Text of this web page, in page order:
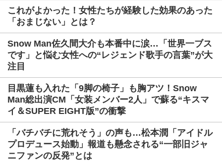
これがよかった！女性たちが経験した効果のあった
「おまじない」とは？
Snow Man佐久間大介も本番中に涙…「世界一ブス
です」と悩む女性への“レジェンド歌手の言葉”が大
注目
目黒蓮も入れた「9脚の椅子」も胸アツ！Snow
Man総出演CM「女装メンバー2人」で蘇る“キスマ
イ＆SUPER EIGHT版”の衝撃
「バチバチに荒れそう」の声も…松本潤「アイドル
プロデュース始動」報道も懸念される“一部旧ジャ
ニファンの反発”とは